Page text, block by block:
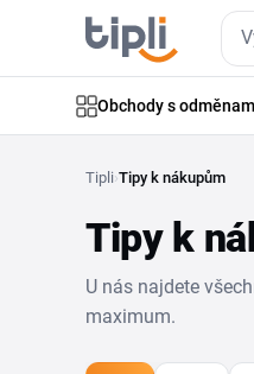
Obchody s
Tipli›Tipy k nákupům
Tipy k
U nás najdete
maximum.